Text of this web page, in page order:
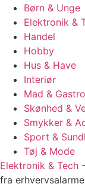
Børn & Unge
Elektronik &
Handel
Hobby
Hus & Have
Interiør
Mad &
Skønhed &
Smykker &
Sport &
Tøj & Mode
Elektronik & Tech -
fra